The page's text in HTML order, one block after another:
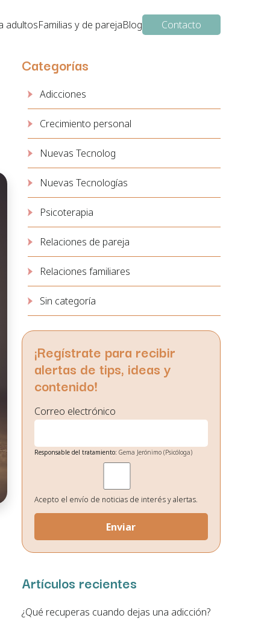
adultosFamilias y de parejaBlog Contacto
Categorías
Adicciones
Crecimiento personal
Nuevas Tecnolog
Nuevas Tecnologías
Psicoterapia
Relaciones de pareja
Relaciones familiares
Sin categoría
¡Regístrate para recibir
alertas de tips, ideas y
contenido!
Correo electrónico
Responsable del tratamiento: Gema Jerónimo (Psicóloga)
Gestión de envío de noticias de interés.
Destinatarios de los datos:
No existe ninguna cesión de datos
prevista, salvo obligación legal.
Derechos:
supresión, oposición, portabilidad y retirada de
consentimiento de sus datos personales en la dirección de
Acepto el envío de noticias de interés y alertas.
Artículos recientes
¿Qué recuperas cuando dejas una adicción?